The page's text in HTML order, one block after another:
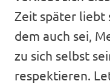
Zeit später liebt
dem auch sei,
zu sich selbst
respektieren.